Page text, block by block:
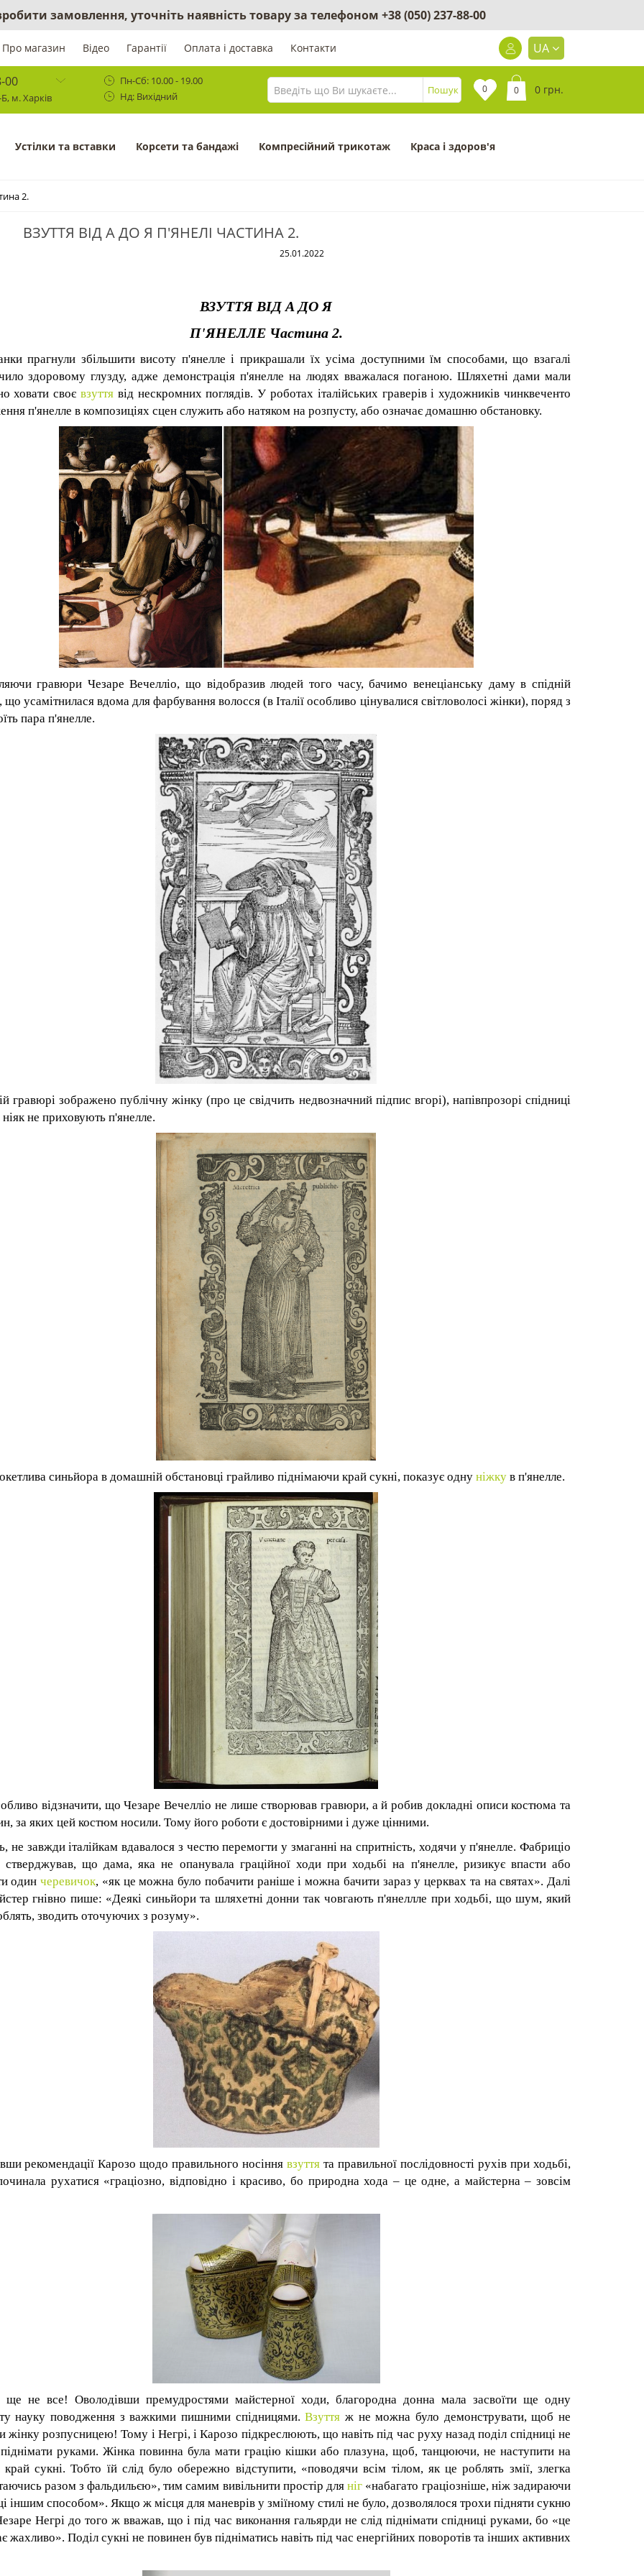
замовлення, уточніть наявність товару за телефоном +38 (050) 237-88-00
Про магазин Відео Гарантії Оплата і доставка Контакти UA
00
м. Харків
Пн-Сб: 10.00 - 19.00
Нд: Вихідний
Пошук 0 0 0 грн.
Устілки та вставки Корсети та бандажі Компресійний трикотаж Краса і здоров'я
2.
ВЗУТТЯ ВІД А ДО Я П'ЯНЕЛІ ЧАСТИНА 2.
25.01.2022
ВЗУТТЯ ВІД А ДО Я
П'ЯНЕЛЛЕ Частина 2.
прагнули збільшити висоту п'янелле і прикрашали їх усіма доступними їм способами, що взагалі
здоровому глузду, адже демонстрація п'янелле на людях вважалася поганою. Шляхетні дами мали
ховати своє взуттявід нескромних поглядів. У роботах італійських граверів і художників чинквеченто
п'янелле в композиціях сцен служить або натяком на розпусту, або означає домашню обстановку.
гравюри Чезаре Вечелліо, що відобразив людей того часу, бачимо венеціанську даму в спідній
що усамітнилася вдома для фарбування волосся (в Італії особливо цінувалися світловолосі жінки), поряд з
пара п'янелле.
гравюрі зображено публічну жінку (про це свідчить недвозначний підпис вгорі), напівпрозорі спідниці
ніяк не приховують п'янелле.
синьйора в домашній обстановці грайливо піднімаючи край сукні, показує одну ніжкув п'янелле.
відзначити, що Чезаре Вечелліо не лише створював гравюри, а й робив докладні описи костюма та
за яких цей костюм носили. Тому його роботи є достовірними і дуже цінними.
не завжди італійкам вдавалося з честю перемогти у змаганні на спритність, ходячи у п'янелле. Фабриціо
стверджував, що дама, яка не опанувала граційної ходи при ходьбі на п'янелле, ризикує впасти або
один черевичок, «як це можна було побачити раніше і можна бачити зараз у церквах та на святах». Далі
гнівно пише: «Деякі синьйори та шляхетні донни так човгають п'янеллле при ходьбі, що шум, який
зводить оточуючих з розуму».
рекомендації Карозо щодо правильного носіннявзуття та правильної послідовності рухів при ходьбі,
рухатися «граціозно, відповідно і красиво, бо природна хода – це одне, а майстерна – зовсім
не все! Оволодівши премудростями майстерної ходи, благородна донна мала засвоїти ще одну
науку поводження з важкими пишними спідницями.Взуття жне можна було демонструвати, щоб не
жінку розпусницею! Тому і Негрі, і Карозо підкреслюють, що навіть під час руху назад поділ спідниці не
руками. Жінка повинна була мати грацію кішки або плазуна, щоб, танцюючи, не наступити на
сукні. Тобто їй слід було обережно відступити, «поводячи всім тілом, як це роблять змії, злегка
разом з фальдильєю», тим самим вивільнити простір дляніг «набагато граціозніше, ніж задираючи
іншим способом». Якщо ж місця для маневрів у зміїному стилі не було, дозволялося трохи підняти сукню
Негрі до того ж вважав, що і під час виконання гальярди не слід піднімати спідниці руками, бо «це
жахливо». Поділ сукні не повинен був підніматись навіть під час енергійних поворотів та інших активних